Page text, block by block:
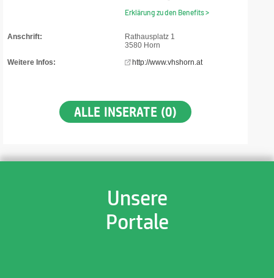
Erklärung zu den Benefits >
Anschrift:
Rathausplatz 1
3580 Horn
Weitere Infos:
http://www.vhshorn.at
ALLE INSERATE (0)
Unsere
Portale